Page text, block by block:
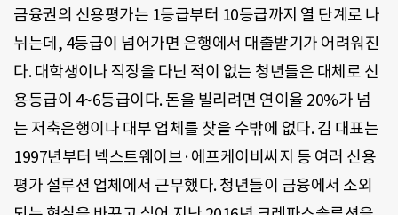
금융권의 신용평가는 1등급부터 10등급까지 열 단계로 나
뉘는데, 4등급이 넘어가면 은행에서 대출받기가 어려워진
다. 대학생이나 직장을 다닌 적이 없는 청년들은 대체로 신
용등급이 4~6등급이다. 돈을 빌리려면 연이율 20%가 넘
는 저축은행이나 대부 업체를 찾을 수밖에 없다. 김 대표는
1997년부터 넥스트웨이브·에프케이비씨지 등 여러 신용
평가 설루션 업체에서 근무했다. 청년들이 금융에서 소외